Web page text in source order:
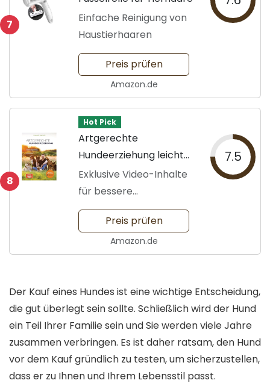
7
Einfache Reinigung von
Haustierhaaren
Preis prüfen
Amazon.de
8
Hot Pick
Artgerechte
Hundeerziehung leicht
gemacht
Exklusive Video-Inhalte
für bessere
Kommunikation
7.5
Preis prüfen
Amazon.de
Der Kauf eines Hundes ist eine wichtige Entscheidung,
die gut überlegt sein sollte. Schließlich wird der Hund
ein Teil Ihrer Familie sein und Sie werden viele Jahre
zusammen verbringen. Es ist daher ratsam, den Hund
vor dem Kauf gründlich zu testen, um sicherzustellen,
dass er zu Ihnen und Ihrem Lebensstil passt.